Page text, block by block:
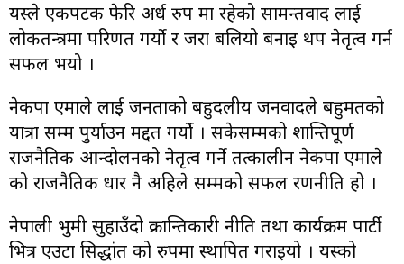
यस्ले एकपटक फेरि अर्ध रुप मा रहेको सामन्तवाद लाई
लोकतन्त्रमा परिणत गर्यो र जरा बलियो बनाइ थप नेतृत्व गर्न
सफल भयो ।
नेकपा एमाले लाई जनताको बहुदलीय जनवादले बहुमतको
यात्रा सम्म पुर्याउन मद्दत गर्यो । सकेसम्मको शान्तिपूर्ण
राजनैतिक आन्दोलनको नेतृत्व गर्ने तत्कालीन नेकपा एमाले
को राजनैतिक धार नै अहिले सम्मको सफल रणनीति हो ।
नेपाली भुमी सुहाउँदो क्रान्तिकारी नीति तथा कार्यक्रम पार्टी
भित्र एउटा सिद्धांत को रुपमा स्थापित गराइयो । यस्को